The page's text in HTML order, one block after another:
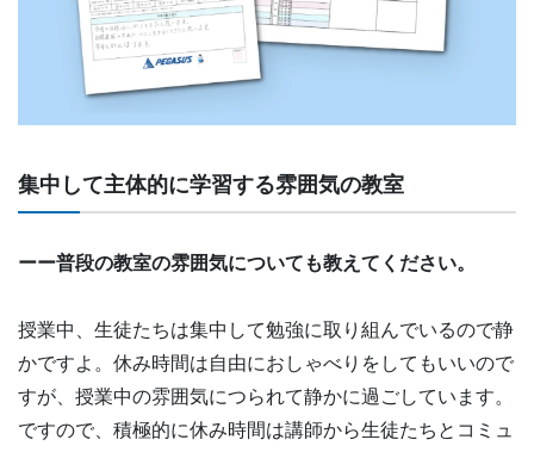
集中して主体的に学習する雰囲気の教室
ーー普段の教室の雰囲気についても教えてください。
授業中、生徒たちは集中して勉強に取り組んでいるので静
かですよ。休み時間は自由におしゃべりをしてもいいので
すが、授業中の雰囲気につられて静かに過ごしています。
ですので、積極的に休み時間は講師から生徒たちとコミュ